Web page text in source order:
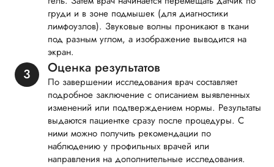
груди и в зоне подмышек (для диагностики
лимфоузлов). Звуковые волны проникают в ткани
под разным углом, а изображение выводится на
экран.
Оценка результатов
По завершении исследования врач составляет
подробное заключение с описанием выявленных
изменений или подтверждением нормы. Результаты
выдаются пациентке сразу после процедуры. С
ними можно получить рекомендации по
наблюдению у профильных врачей или
направления на дополнительные исследования.